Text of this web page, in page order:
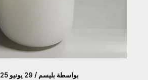
بواسطة بليسم / 29 يونيو 2025